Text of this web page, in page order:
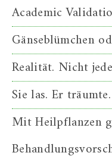
Academic
Gänseblümchen
Realität. Nicht
Sie las. Er träumte.
Mit Heilpflanzen